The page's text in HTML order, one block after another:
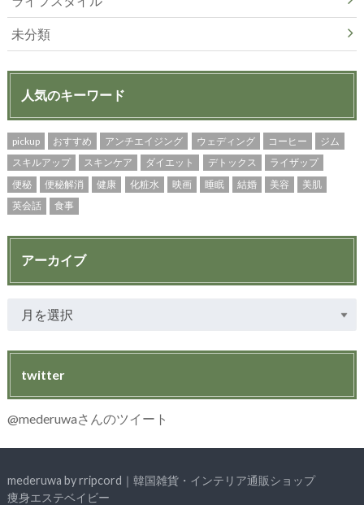
未分類
人気のキーワード
pickup おすすめ アンチエイジング ウェディング コーヒー
ジム
スキルアップ
スキンケア ダイエット デトックス
ライザップ
便秘
便秘解消 健康 化粧水 映画 睡眠 結婚 美容
美肌
英会話
食事
アーカイブ
twitter
@mederuwaさんのツイート
mederuwa by rripcord｜韓国雑貨・インテリア通販ショップ
痩身エステベイビー